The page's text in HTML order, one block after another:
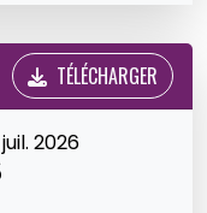
TÉLÉCHARGER
2026